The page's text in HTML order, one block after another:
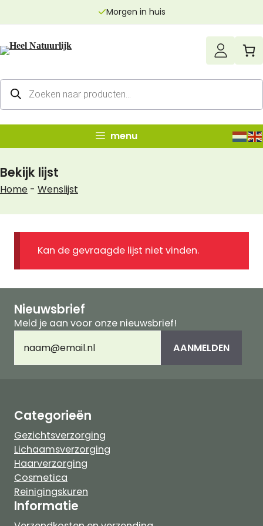
inhoud
Morgen in huis
Producten
zoeken
menu
Bekijk lijst
Home - Wenslijst
Kan de gevraagde lijst niet vinden.
Nieuwsbrief
Meld je aan voor onze nieuwsbrief!
mailadres(Vereist) AANMELDEN
Categorieën
Gezichtsverzorging
Lichaamsverzorging
Haarverzorging
Cosmetica
Reinigingskuren
Informatie